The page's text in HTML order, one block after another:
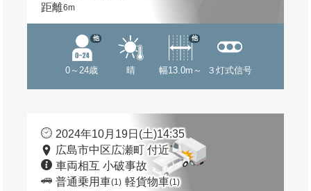
距離6m
0～24歳
他
晴 幅13.0m～
他
３灯式信号
2024年10月19日(土)14:35
広島市中区広瀬町 付近
車両相互 小破事故
普通乗用車(1) 軽貨物車(1)